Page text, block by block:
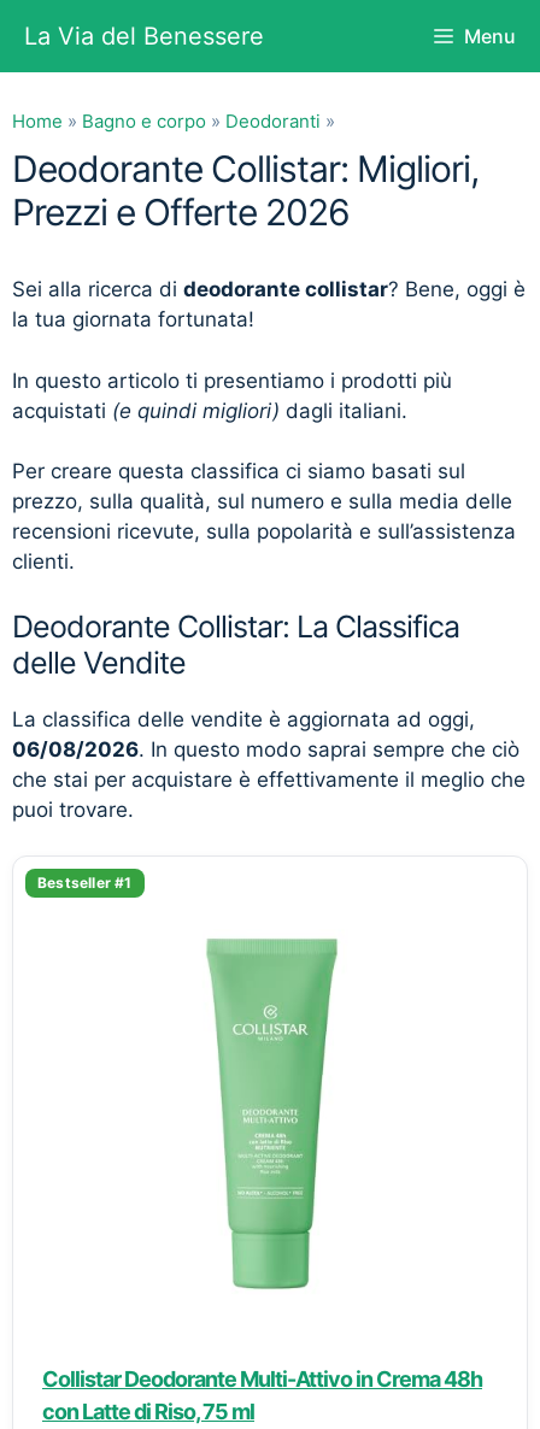
contenuto
La Via del Benessere Menu
Home » Bagno e corpo » Deodoranti »
Deodorante Collistar: Migliori,
Prezzi e Offerte 2026
Sei alla ricerca di deodorante collistar? Bene, oggi è
la tua giornata fortunata!
In questo articolo ti presentiamo i prodotti più
acquistati (e quindi migliori) dagli italiani.
Per creare questa classifica ci siamo basati sul
prezzo, sulla qualità, sul numero e sulla media delle
recensioni ricevute, sulla popolarità e sull’assistenza
clienti.
Deodorante Collistar: La Classifica
delle Vendite
La classifica delle vendite è aggiornata ad oggi,
06/08/2026. In questo modo saprai sempre che ciò
che stai per acquistare è effettivamente il meglio che
puoi trovare.
Bestseller #1
Collistar Deodorante Multi-Attivo in Crema 48h
con Latte di Riso, 75 ml